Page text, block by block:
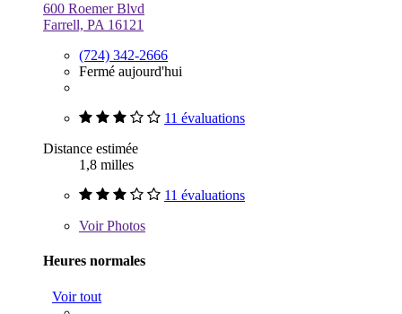
600 Roemer Blvd
Farrell, PA 16121
(724) 342-2666
Fermé aujourd'hui
11 évaluations
Distance estimée
1,8 milles
11 évaluations
VoirPhotos
Heures normales
Voir tout